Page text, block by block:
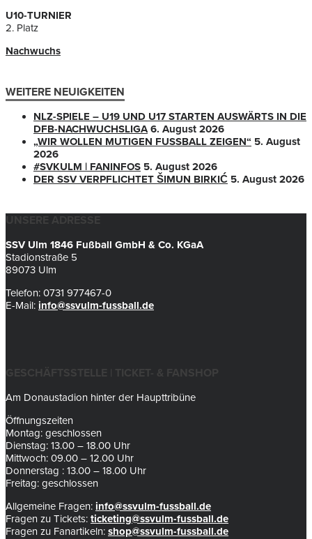
U10-TURNIER
2. Platz
Nachwuchs
WEITERE NEUIGKEITEN
NLZ-SPIELE – U19 UND U17 STARTEN AUSWÄRTS IN DIE
DFB-NACHWUCHSLIGA 6. August 2026
„WIR WOLLEN MUTIGEN FUSSBALL ZEIGEN“
5. August
2026
#SVKULM | FANINFOS 5. August 2026
DER SSV VERPFLICHTET ŠIMUN BIRKIĆ 5. August 2026
UNSERE ADRESSE
SSV Ulm 1846 Fußball GmbH & Co. KGaA
Stadionstraße 5
89073 Ulm
Telefon: 0731 977467-0
E-Mail: info@ssvulm-fussball.de
GESCHÄFTSSTELLE | TICKET- & FANSHOP
Am Donaustadion hinter der Haupttribüne
Öffnungszeiten
Montag: geschlossen
Dienstag: 13.00 – 18.00 Uhr
Mittwoch: 09.00 – 12.00 Uhr
Donnerstag : 13.00 – 18.00 Uhr
Freitag: geschlossen
Allgemeine Fragen: info@ssvulm-fussball.de
Fragen zu Tickets: ticketing@ssvulm-fussball.de
Fragen zu Fanartikeln: shop@ssvulm-fussball.de